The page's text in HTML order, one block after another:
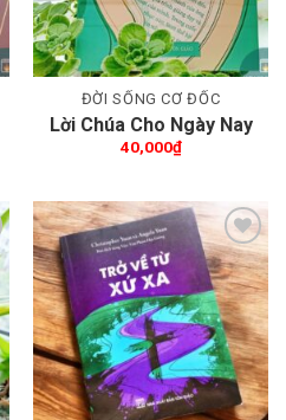
ĐỜI SỐNG CƠ ĐỐC
Lời Chúa Cho Ngày Nay
40,000₫
Thêm wishlist